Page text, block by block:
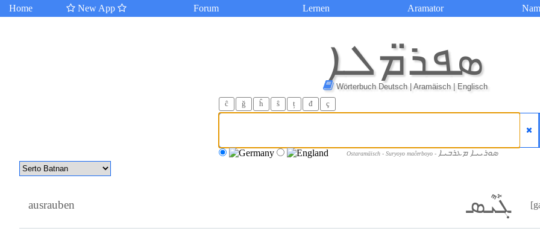
Home New App Forum Lernen Aramator
ܣܦܪ̈ܡܠܐ
Wörterbuch Deutsch | Aramäisch | Englisch
ĉ ğ ĥ ŝ ț đ ç
Ostaramäisch - Suryoyo maĉerboyo - ܣܘܪܝܝܐ ܡܥܪܒܝܐ
ausrauben ܓܰܝܶܣ